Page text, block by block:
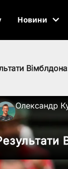
Новини
Олександр